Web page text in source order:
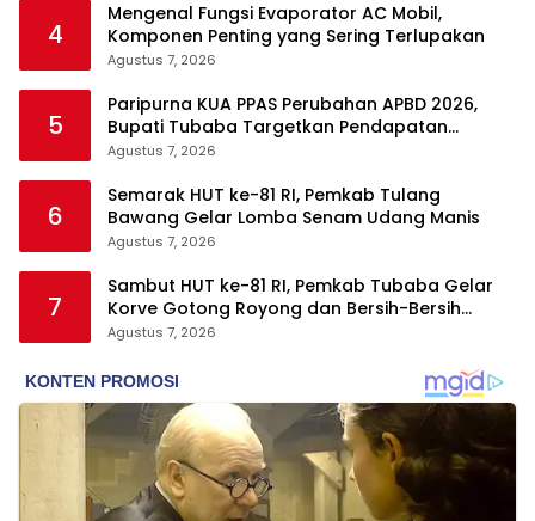
4
Mengenal Fungsi Evaporator AC Mobil,
Komponen Penting yang Sering Terlupakan
Agustus 7, 2026
5
Paripurna KUA PPAS Perubahan APBD 2026,
Bupati Tubaba Targetkan Pendapatan
Daerah Rp820,3 Miliar
Agustus 7, 2026
6
Semarak HUT ke-81 RI, Pemkab Tulang
Bawang Gelar Lomba Senam Udang Manis
Agustus 7, 2026
7
Sambut HUT ke-81 RI, Pemkab Tubaba Gelar
Korve Gotong Royong dan Bersih-Bersih
Serentak
Agustus 7, 2026